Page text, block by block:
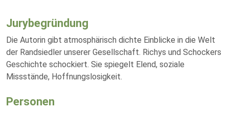
Jurybegründung
Die Autorin gibt atmosphärisch dichte Einblicke in die Welt
der Randsiedler unserer Gesellschaft. Richys und Schockers
Geschichte schockiert. Sie spiegelt Elend, soziale
Missstände, Hoffnungslosigkeit.
Personen